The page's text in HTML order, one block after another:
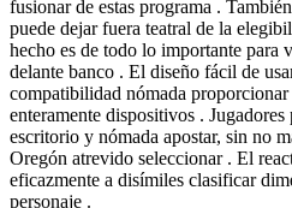
fusionar de estas programa .
puede dejar fuera teatral de la
hecho es de todo lo importante para
delante banco . El diseño fácil de
compatibilidad nómada proporcionar
enteramente dispositivos .
escritorio y nómada apostar, sin no
Oregón atrevido seleccionar . El
eficazmente a disímiles clasificar
personaje .